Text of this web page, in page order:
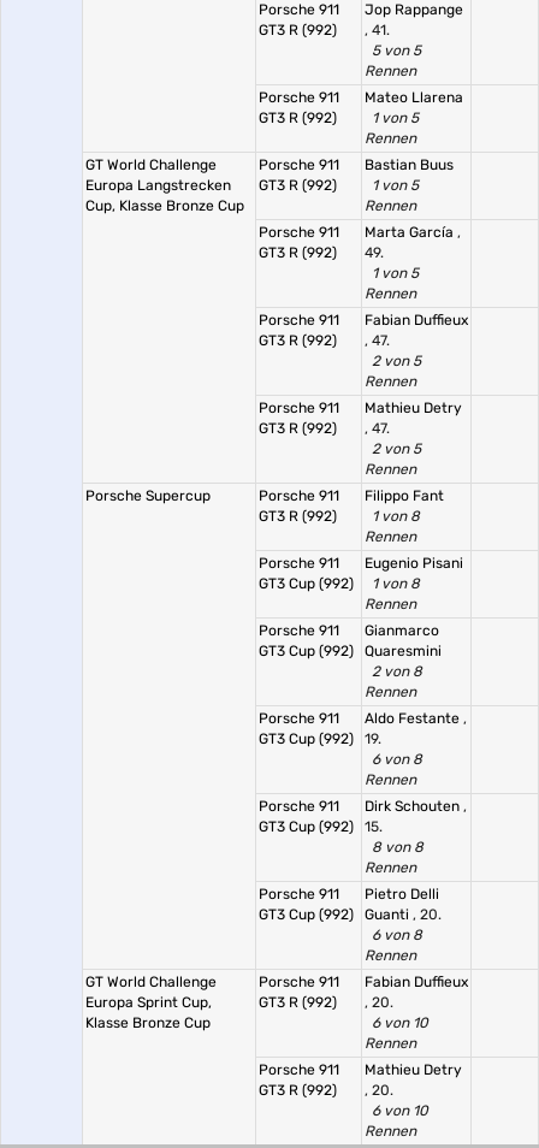
Porsche 911
GT3 R (992)
Jop Rappange
, 41.
5 von 5
Rennen
Porsche 911
GT3 R (992)
Mateo Llarena
1 von 5
Rennen
GT World Challenge
Europa Langstrecken
Cup, Klasse Bronze Cup
Porsche 911
GT3 R (992)
Bastian Buus
1 von 5
Rennen
Porsche 911
GT3 R (992)
Marta García ,
49.
1 von 5
Rennen
Porsche 911
GT3 R (992)
Fabian Duffieux
, 47.
2 von 5
Rennen
Porsche 911
GT3 R (992)
Mathieu Detry
, 47.
2 von 5
Rennen
Porsche Supercup
Porsche 911
GT3 R (992)
Filippo Fant
1 von 8
Rennen
Porsche 911
GT3 Cup (992)
Eugenio Pisani
1 von 8
Rennen
Porsche 911
GT3 Cup (992)
Gianmarco
Quaresmini
2 von 8
Rennen
Porsche 911
GT3 Cup (992)
Aldo Festante ,
19.
6 von 8
Rennen
Porsche 911
GT3 Cup (992)
Dirk Schouten ,
15.
8 von 8
Rennen
Porsche 911
GT3 Cup (992)
Pietro Delli
Guanti , 20.
6 von 8
Rennen
GT World Challenge
Europa Sprint Cup,
Klasse Bronze Cup
Porsche 911
GT3 R (992)
Fabian Duffieux
, 20.
6 von 10
Rennen
Porsche 911
GT3 R (992)
Mathieu Detry
, 20.
6 von 10
Rennen